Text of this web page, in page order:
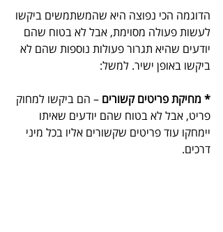
הדוגמה הכי נפוצה היא שהמשתמשים ביקשו
לעשות פעולה מסוימת, אבל לא בטוח שהם
יודעים שהיא תגרור פעולות נוספות שהם לא
ביקשו באופן ישיר. למשל:
* מחיקת פריטים קשורים – הם ביקשו למחוק
פריט, אבל לא בטוח שהם יודעים שאיתו
יימחקו עוד פריטים שקשורים אליו בכל מיני
דרכים.